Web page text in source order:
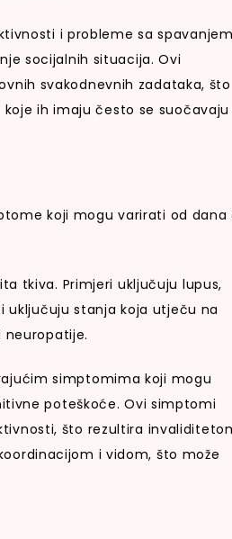
i probleme sa
socijalnih situacija. Ovi
svakodnevnih zadataka, što
ih imaju često se suočavaju
koji mogu varirati od dana
tkiva. Primjeri uključuju lupus,
uključuju stanja koja utječu na
neuropatije.
simptomima koji mogu
poteškoće. Ovi simptomi
što rezultira
i vidom, što može